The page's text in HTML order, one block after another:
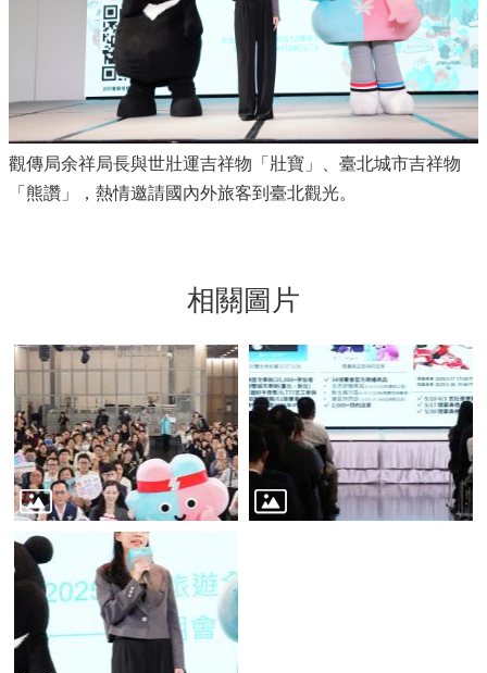
觀傳局余祥局長與世壯運吉祥物「壯寶」、臺北城市吉祥物
「熊讚」，熱情邀請國內外旅客到臺北觀光。
相關圖片